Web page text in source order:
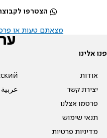
הצטרפו
מצאתם טעות או
פנו אלינו
אודות
יצירת קשר
פרסמו אצלנו
תנאי שימוש
מדיניות פרטיות
عربية